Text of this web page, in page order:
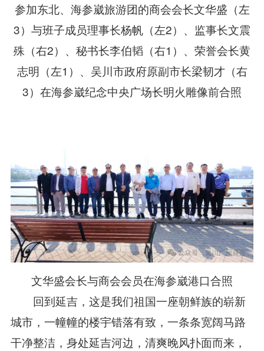
参加东北、海参崴旅游团的商会会长文华盛（左
3）与班子成员理事长杨帆（左2）、监事长文震
殊（右2）、秘书长李伯韬（右1）、荣誉会长黄
志明（左1）、吴川市政府原副市长梁韧才（右
3）在海参崴纪念中央广场长明火雕像前合照
文华盛会长与商会会员在海参崴港口合照
回到延吉，这是我们祖国一座朝鲜族的崭新
城市，一幢幢的楼宇错落有致，一条条宽阔马路
干净整洁，身处延吉河边，清爽晚风扑面而来，